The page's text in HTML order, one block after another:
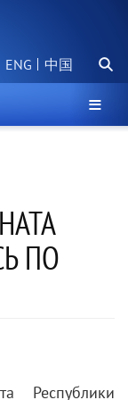
中国
ПО
Республики